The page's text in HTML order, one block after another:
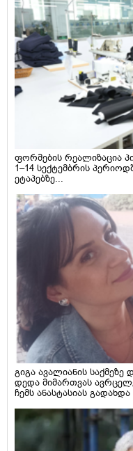
ფორმების რეალიზაცია
1–14 სექტემბრის
ეტაპებზე...
გიგა ავალიანის საქმეზე
დედა მიმართვას
ჩემს ანასტასიას